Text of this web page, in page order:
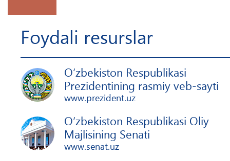
Foydali resurslar
O‘zbekiston Respublikasi
Prezidentining rasmiy veb-sayti
www.prezident.uz
O‘zbekiston Respublikasi Oliy
Majlisining Senati
www.senat.uz